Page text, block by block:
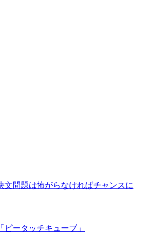
文問題は怖がらなければチャンスに
ータッチキューブ」